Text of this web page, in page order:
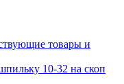
товары и
10-32 на скоп